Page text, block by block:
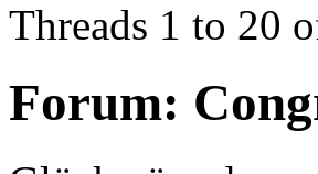
Threads 1 to 20
Forum: